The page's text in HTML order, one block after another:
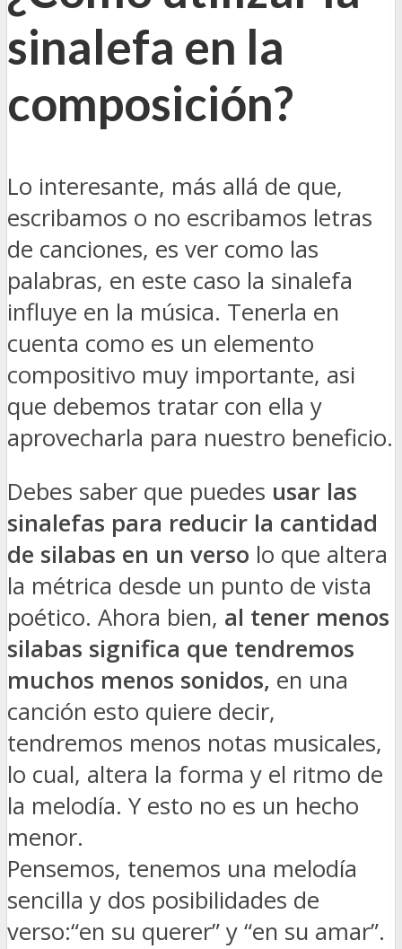
sinalefa en la
composición?
Lo interesante, más allá de que,
escribamos o no escribamos letras
de canciones, es ver como las
palabras, en este caso la sinalefa
influye en la música. Tenerla en
cuenta como es un elemento
compositivo muy importante, asi
que debemos tratar con ella y
aprovecharla para nuestro beneficio.
Debes saber que puedes usar las
sinalefas para reducir la cantidad
de silabas en un verso lo que altera
la métrica desde un punto de vista
poético. Ahora bien, al tener menos
silabas significa que tendremos
muchos menos sonidos, en una
canción esto quiere decir,
tendremos menos notas musicales,
lo cual, altera la forma y el ritmo de
la melodía. Y esto no es un hecho
menor.
Pensemos, tenemos una melodía
sencilla y dos posibilidades de
verso:“en su querer” y “en su amar”.